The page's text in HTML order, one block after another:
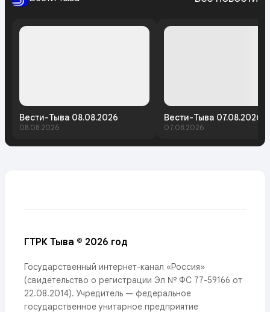
Вести-Тыва 08.08.2026
08.08.2026
Вести-Тыва 07.08.2026.
07.08.2026
ГТРК Тыва © 2026 год
Государственный интернет-канал «Россия»
(свидетельство о регистрации Эл № ФС 77-59166 от
22.08.2014). Учредитель — федеральное
государственное унитарное предприятие